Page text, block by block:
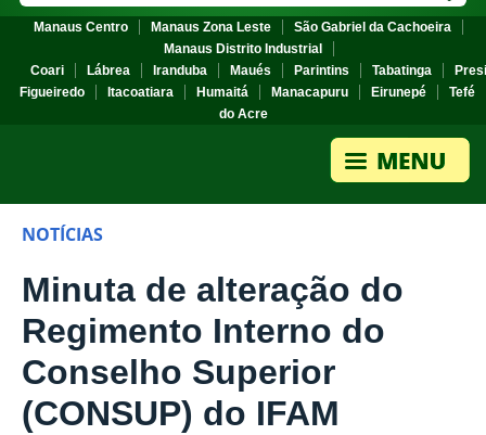
Manaus Centro Manaus Zona Leste
São Gabriel da Cachoeira
Manaus Distrito Industrial
Coari
Lábrea Iranduba Maués Parintins Tabatinga
Figueiredo
Itacoatiara Humaitá Manacapuru Eirunepé
Tefé
do Acre
NOTÍCIAS
Minuta de alteração do
Regimento Interno do
Conselho Superior
(CONSUP) do IFAM